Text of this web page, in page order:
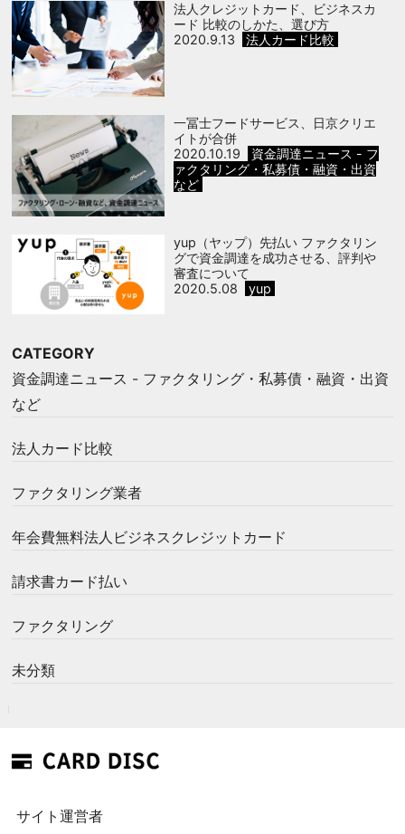
法人クレジットカード、ビジネスカ
ード 比較のしかた、選び方
2020.9.13
法人カード比較
一冨士フードサービス、日京クリエ
イトが合併
2020.10.19
資金調達ニュース - フ
ァクタリング・私募債・融資・出資
など
yup（ヤップ）先払い ファクタリン
グで資金調達を成功させる、評判や
審査について
2020.5.08
yup
CATEGORY
資金調達ニュース - ファクタリング・私募債・融資・出資
など
法人カード比較
ファクタリング業者
年会費無料法人ビジネスクレジットカード
請求書カード払い
ファクタリング
未分類
サイト運営者